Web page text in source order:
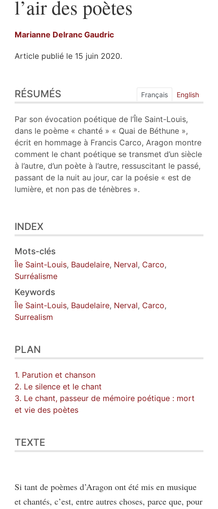
l’air des poètes
Marianne Delranc Gaudric
Article publié le 15 juin 2020.
Index
Plan
Texte
Bibliographie
Notes
Citer cet article
Auteur
RÉSUMÉS Français English
Par son évocation poétique de l’Île Saint-Louis,
dans le poème « chanté » « Quai de Béthune »,
écrit en hommage à Francis Carco, Aragon montre
comment le chant poétique se transmet d’un siècle
à l’autre, d’un poète à l’autre, ressuscitant le passé,
passant de la nuit au jour, car la poésie « est de
lumière, et non pas de ténèbres ».
INDEX
Mots-clés
Île Saint-Louis, Baudelaire, Nerval, Carco,
Surréalisme
Keywords
Île Saint-Louis, Baudelaire, Nerval, Carco,
Surrealism
PLAN
1. Parution et chanson
2. Le silence et le chant
3. Le chant, passeur de mémoire poétique : mort
et vie des poètes
TEXTE
Si tant de poèmes d’Aragon ont été mis en musique
et chantés, c’est, entre autres choses, parce que, pour